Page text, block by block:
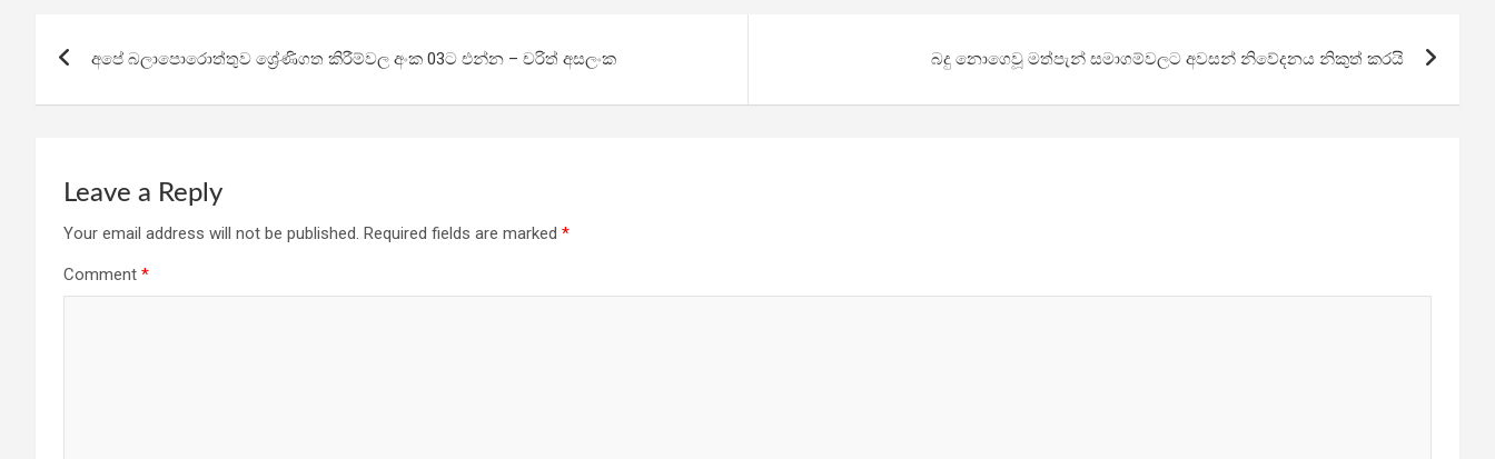
o
A a
navigation
අපේ බලාපොරොත්තුව ශ්‍රේණිගත කිරීම්වල අංක 03ට එන්න – චරිත් අසලංක බදු නොගෙවූ මත්පැන් සමාගම්වලට අවසන් නිවේදනය නිකුත් කරයි
Leave a Reply
Your email address will not be published. Required fields are marked *
Comment *